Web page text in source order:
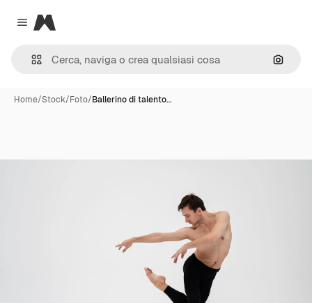
Close menu
Magnific
Cerca
Home/Stock/Foto/Ballerino di talento…